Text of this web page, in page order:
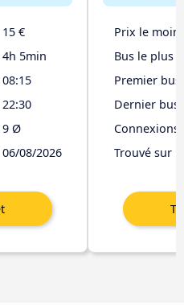
15 €
4h 5min
08:15
22:30
9 Ø
06/08/2026
Prix le
Bus le plus
Premier bus
Dernier bus
Trouvé sur